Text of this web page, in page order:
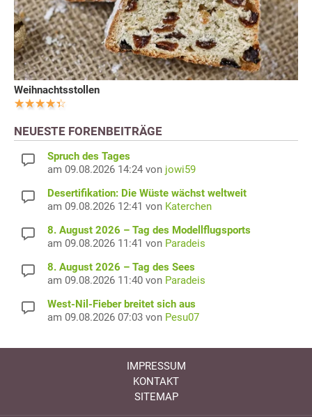
Weihnachtsstollen
NEUESTE FORENBEITRÄGE
Spruch des Tages
am 09.08.2026 14:24 von jowi59
Desertifikation: Die Wüste wächst weltweit
am 09.08.2026 12:41 von Katerchen
8. August 2026 – Tag des Modellflugsports
am 09.08.2026 11:41 von Paradeis
8. August 2026 – Tag des Sees
am 09.08.2026 11:40 von Paradeis
West-Nil-Fieber breitet sich aus
am 09.08.2026 07:03 von Pesu07
IMPRESSUM
KONTAKT
SITEMAP